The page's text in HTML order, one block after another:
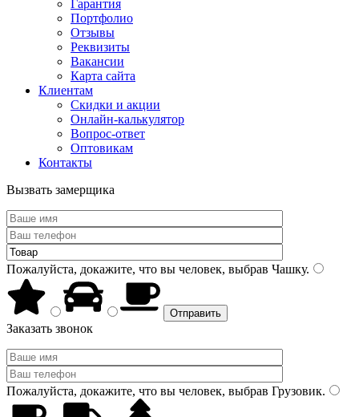
Гарантия
Портфолио
Отзывы
Реквизиты
Вакансии
Карта сайта
Клиентам
Скидки и акции
Онлайн-калькулятор
Вопрос-ответ
Оптовикам
Контакты
Вызвать замерщика
Пожалуйста, докажите, что вы человек, выбрав Чашку.
Заказать звонок
Пожалуйста, докажите, что вы человек, выбрав Грузовик.